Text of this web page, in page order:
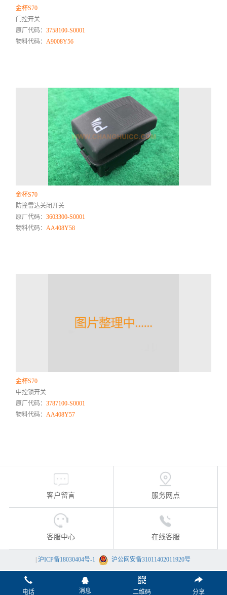
金杯S70
门控开关
原厂代码：3758100-S0001
物料代码：A9008Y56
金杯S70
防撞雷达关闭开关
原厂代码：3603300-S0001
物料代码：AA408Y58
金杯S70
中控锁开关
原厂代码：3787100-S0001
物料代码：AA408Y57
客户留言 服务网点
客服中心 在线客服
沪ICP备18030404号-1 沪公网安备31011402011920号
电话 消息 二维码 分享